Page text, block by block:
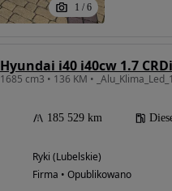
1 / 6
Hyundai i40 i40cw 1.7
185 529 km
Ryki (Lubelskie)
Firma • Opublikowano